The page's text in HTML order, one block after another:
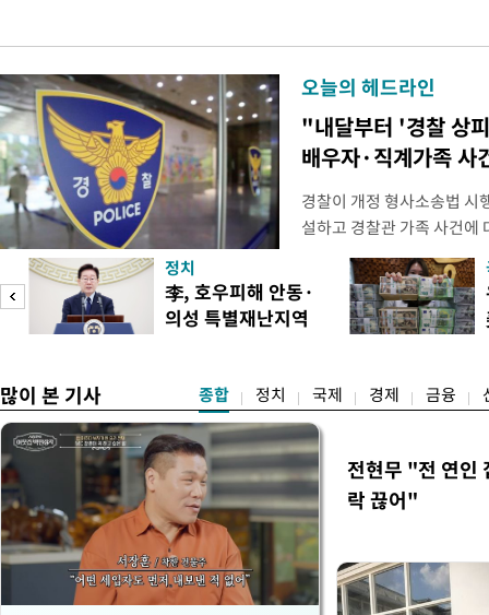
오늘의 헤드라인
"내달부터 '경찰 상
배우자·직계가족 사
경찰이 개정 형사소송법 시
설하고 경찰관 가족 사건에
피제'를 도입한다. 경찰청
후속 조치 태스크포스
우선 올해 하반기 인사에
하던 수사감찰 기능을 인
정치
李, 호우피해 안동·
의성 특별재난지역
많이 본 기사 종합 정치 국제 경제 금융
전현무 "전 연인
락 끊어"